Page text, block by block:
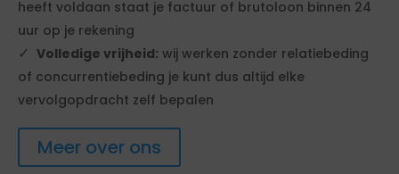
heeft voldaan staat je factuur of brutoloon binnen 24
uur op je rekening
Volledige vrijheid: wij werken zonder relatiebeding
of concurrentiebeding je kunt dus altijd elke
vervolgopdracht zelf bepalen
Meer over ons